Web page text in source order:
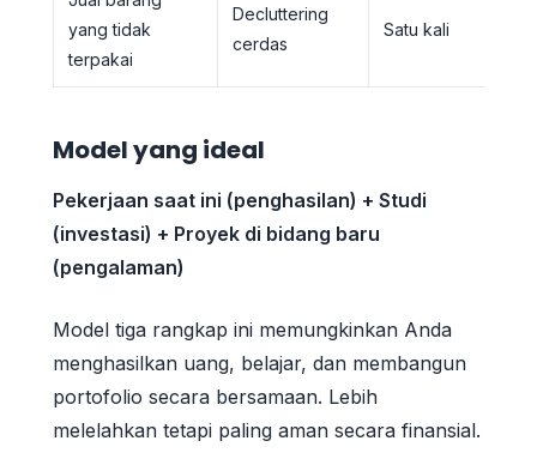
yang tidak
terpakai
Decluttering
cerdas
Satu kali
Model yang ideal
Pekerjaan saat ini (penghasilan) + Studi
(investasi) + Proyek di bidang baru
(pengalaman)
Model tiga rangkap ini memungkinkan Anda
menghasilkan uang, belajar, dan membangun
portofolio secara bersamaan. Lebih
melelahkan tetapi paling aman secara finansial.